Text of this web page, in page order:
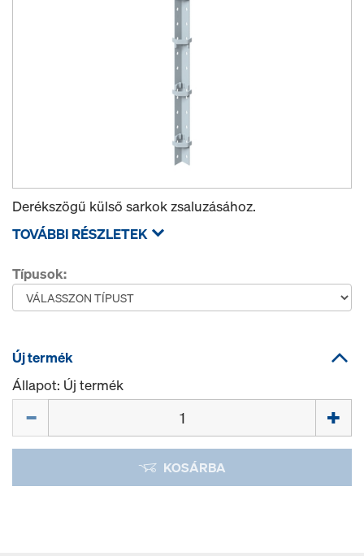
Derékszögű külső sarkok zsaluzásához.
TOVÁBBI RÉSZLETEK
Típusok:
Új termék
Állapot: Új termék
KOSÁRBA